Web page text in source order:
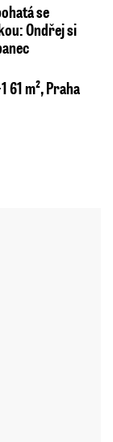
se
Ondřej si
61 m², Praha